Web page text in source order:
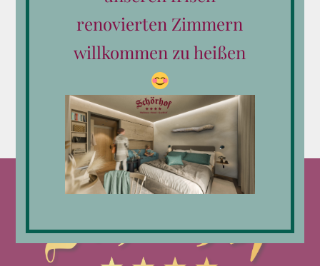
Wertgutscheinerenovierten Zimmern
willkommen zu heißen